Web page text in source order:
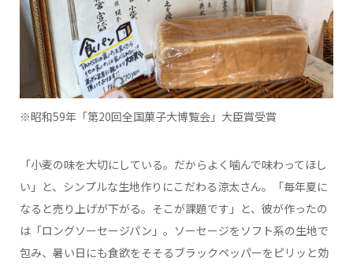
※昭和59年「第20回全国菓子大博覧会」大臣賞受賞
「小麦の味を大切にしている。だからよく噛んで味わってほし
い」と、シンプルな生地作りにこだわる涼太さん。「毎年夏に
なると売り上げが下がる。そこが課題です」と、彼が作ったの
は「ロングソーセージパン」。ソーセージをソフト系の生地で
包み、暑い日にも食欲をそそるブラックペッパーをピリッと効